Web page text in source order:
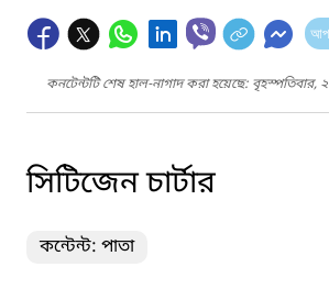
কনটেন্টটি শেষ হাল-নাগাদ করা হয়েছে:
সিটিজেন চার্টার
কন্টেন্ট: পাতা